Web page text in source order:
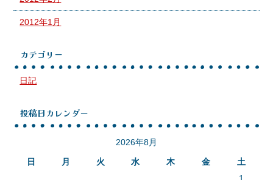
2012年1月
カテゴリー
日記
投稿日カレンダー
2026年8月
日
月 火 水 木 金 土
1